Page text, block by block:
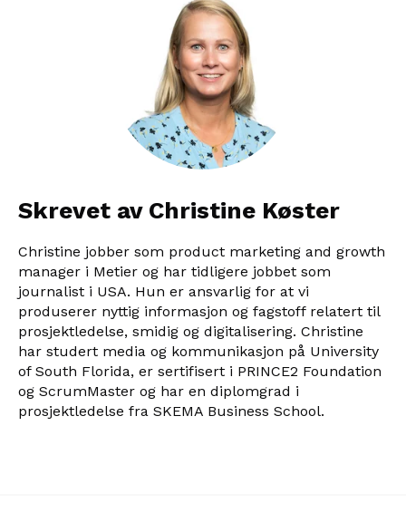
Skrevet av Christine Køster
Christine jobber som product marketing and growth
manager i Metier og har tidligere jobbet som
journalist i USA. Hun er ansvarlig for at vi
produserer nyttig informasjon og fagstoff relatert til
prosjektledelse, smidig og digitalisering. Christine
har studert media og kommunikasjon på University
of South Florida, er sertifisert i PRINCE2 Foundation
og ScrumMaster og har en diplomgrad i
prosjektledelse fra SKEMA Business School.